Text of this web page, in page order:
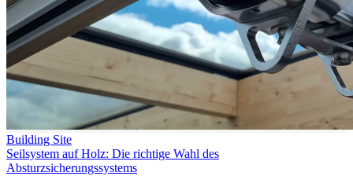
Building Site
Seilsystem auf Holz: Die richtige Wahl des
Absturzsicherungssystems